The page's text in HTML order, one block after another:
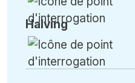
Halving